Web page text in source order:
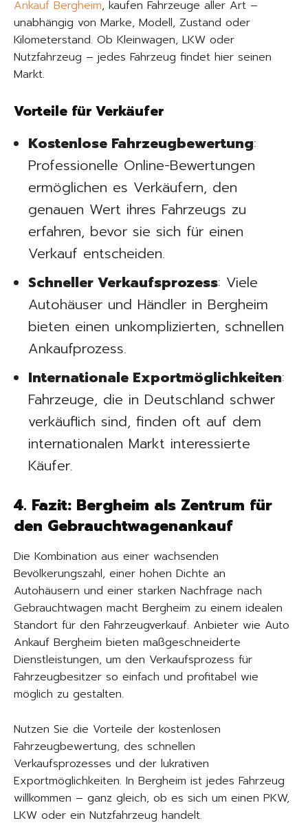
Ankauf Bergheim, kaufen Fahrzeuge aller Art –
unabhängig von Marke, Modell, Zustand oder
Kilometerstand. Ob Kleinwagen, LKW oder
Nutzfahrzeug – jedes Fahrzeug findet hier seinen
Markt.
Vorteile für Verkäufer
Kostenlose Fahrzeugbewertung:
Professionelle Online-Bewertungen
ermöglichen es Verkäufern, den
genauen Wert ihres Fahrzeugs zu
erfahren, bevor sie sich für einen
Verkauf entscheiden.
Schneller Verkaufsprozess: Viele
Autohäuser und Händler in Bergheim
bieten einen unkomplizierten, schnellen
Ankaufprozess.
Internationale Exportmöglichkeiten:
Fahrzeuge, die in Deutschland schwer
verkäuflich sind, finden oft auf dem
internationalen Markt interessierte
Käufer.
4. Fazit: Bergheim als Zentrum für
den Gebrauchtwagenankauf
Die Kombination aus einer wachsenden
Bevölkerungszahl, einer hohen Dichte an
Autohäusern und einer starken Nachfrage nach
Gebrauchtwagen macht Bergheim zu einem idealen
Standort für den Fahrzeugverkauf. Anbieter wie Auto
Ankauf Bergheim bieten maßgeschneiderte
Dienstleistungen, um den Verkaufsprozess für
Fahrzeugbesitzer so einfach und profitabel wie
möglich zu gestalten.
Nutzen Sie die Vorteile der kostenlosen
Fahrzeugbewertung, des schnellen
Verkaufsprozesses und der lukrativen
Exportmöglichkeiten. In Bergheim ist jedes Fahrzeug
willkommen – ganz gleich, ob es sich um einen PKW,
LKW oder ein Nutzfahrzeug handelt.